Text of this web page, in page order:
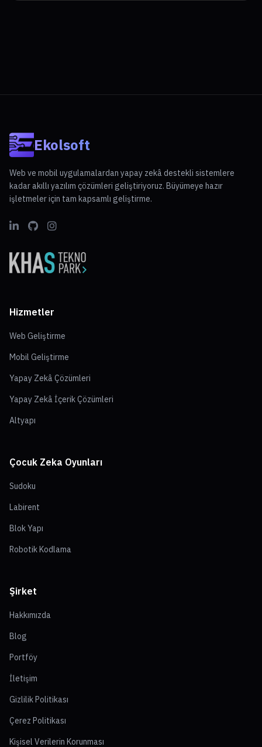
Ekolsoft
Web ve mobil uygulamalardan yapay zekâ destekli sistemlere
kadar akıllı yazılım çözümleri geliştiriyoruz. Büyümeye hazır
işletmeler için tam kapsamlı geliştirme.
Hizmetler
Web Geliştirme
Mobil Geliştirme
Yapay Zekâ Çözümleri
Yapay Zekâ İçerik Çözümleri
Altyapı
Çocuk Zeka Oyunları
Sudoku
Labirent
Blok Yapı
Robotik Kodlama
Şirket
Hakkımızda
Blog
Portföy
İletişim
Gizlilik Politikası
Çerez Politikası
Kişisel Verilerin Korunması